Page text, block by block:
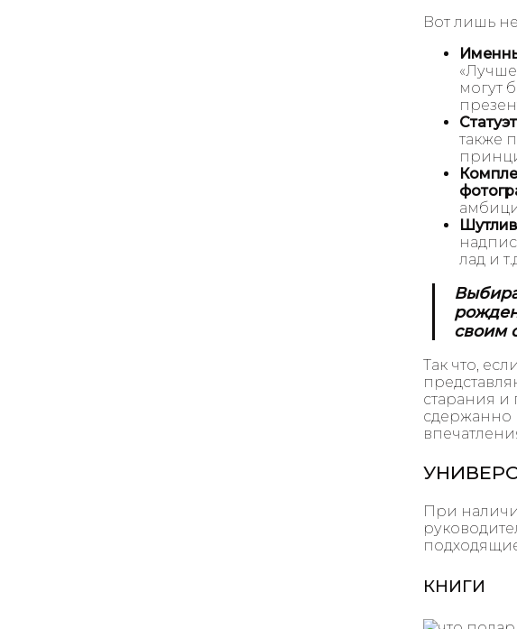
Вот лишь
могут
также
лад и
своим
Так что,
старания и
сдержанно
При
КНИГИ